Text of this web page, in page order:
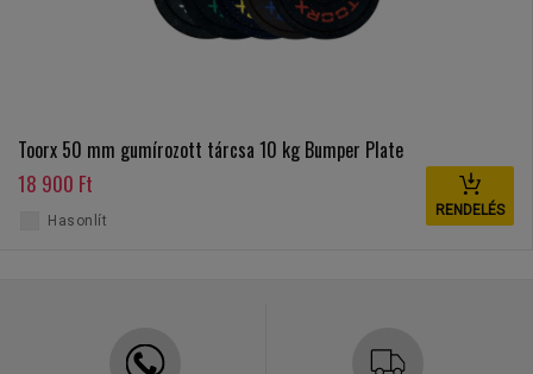
Toorx 50 mm gumírozott tárcsa 10 kg Bumper Plate
18 900 Ft
RENDELÉS
Hasonlít